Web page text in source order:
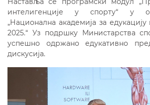
интелигенције у спорту“ у
„Национална академија за
2025.“ Уз подршку Министарства
успешно одржано едукативно
дискусија.